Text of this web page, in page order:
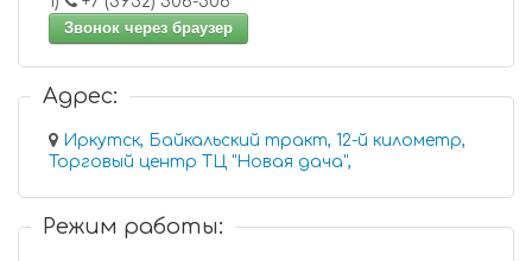
Звонок через браузер
Адрес:
Иркутск, Байкальский тракт, 12-й километр,
Торговый центр ТЦ "Новая дача",
Режим работы: